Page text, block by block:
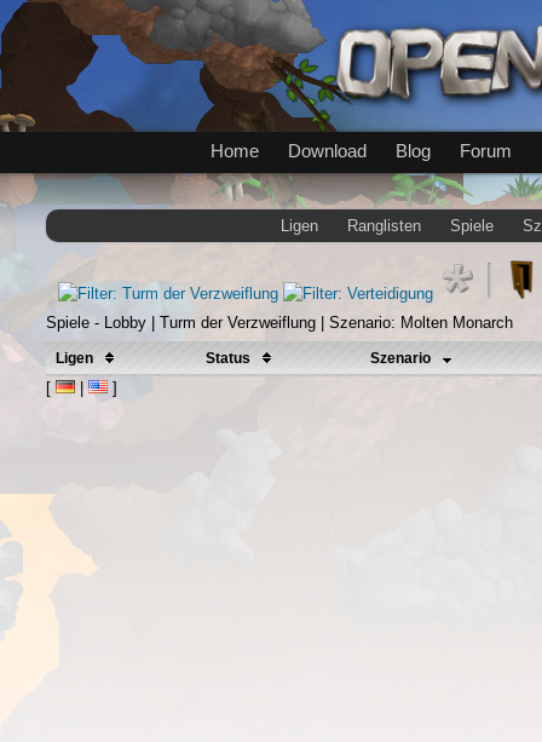
Home Download Blog Forum
Ligen Ranglisten Spiele
Spiele - Lobby | Turm der Verzweiflung | Szenario: Molten Monarch
Ligen Status Szenario
[ | ]